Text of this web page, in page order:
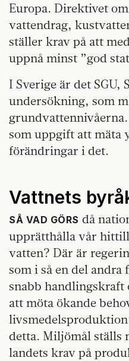
Europa. Direktivet
vattendrag,
ställer krav på att
uppnå minst ”god
I Sverige är det SGU,
undersökning, som
som uppgift att mäta
förändringar i det.
Vattnets
SÅ VAD GÖRS då
upprätthålla vår
vatten? Där är
som i så en del andra
snabb
att möta ökande
detta. Miljömål ställs
landets krav på